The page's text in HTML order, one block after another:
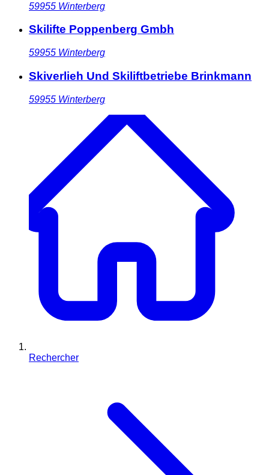
59955 Winterberg
Skilifte Poppenberg Gmbh
59955 Winterberg
Skiverlieh Und Skiliftbetriebe Brinkmann
59955 Winterberg
Rechercher